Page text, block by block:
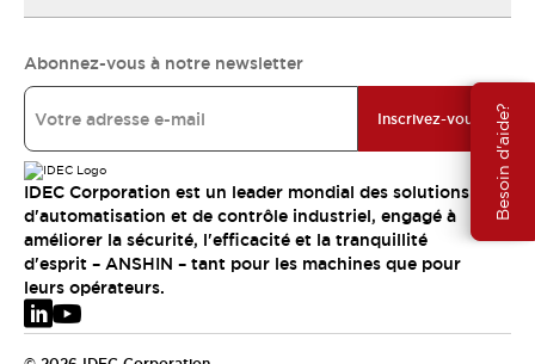
Besoin d'aide?
Abonnez-vous à notre newsletter
Inscrivez-vous
IDEC Corporation est un leader mondial des solutions
d'automatisation et de contrôle industriel, engagé à
améliorer la sécurité, l'efficacité et la tranquillité
d'esprit – ANSHIN – tant pour les machines que pour
leurs opérateurs.